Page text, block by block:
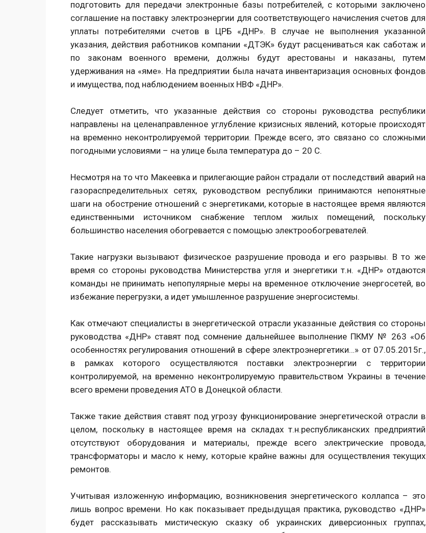
подготовить для передачи электронные базы потребителей, с которыми заключено
соглашение на поставку электроэнергии для соответствующего начисления счетов для
уплаты потребителями счетов в ЦРБ «ДНР». В случае не выполнения указанной
указания, действия работников компании «ДТЭК» будут расцениваться как саботаж и
по законам военного времени, должны будут арестованы и наказаны, путем
удерживания на «яме». На предприятии была начата инвентаризация основных фондов
и имущества, под наблюдением военных НВФ «ДНР».
Следует отметить, что указанные действия со стороны руководства республики
направлены на целенаправленное углубление кризисных явлений, которые происходят
на временно неконтролируемой территории. Прежде всего, это связано со сложными
погодными условиями – на улице была температура до – 20 С.
Несмотря на то что Макеевка и прилегающие район страдали от последствий аварий на
газораспределительных сетях, руководством республики принимаются непонятные
шаги на обострение отношений с энергетиками, которые в настоящее время являются
единственными источником снабжение теплом жилых помещений, поскольку
большинство населения обогревается с помощью электрообогревателей.
Такие нагрузки вызывают физическое разрушение провода и его разрывы. В то же
время со стороны руководства Министерства угля и энергетики т.н. «ДНР» отдаются
команды не принимать непопулярные меры на временное отключение энергосетей, во
избежание перегрузки, а идет умышленное разрушение энергосистемы.
Как отмечают специалисты в энергетической отрасли указанные действия со стороны
руководства «ДНР» ставят под сомнение дальнейшее выполнение ПКМУ № 263 «Об
особенностях регулирования отношений в сфере электроэнергетики…» от 07.05.2015г.,
в рамках которого осуществляются поставки электроэнергии с территории
контролируемой, на временно неконтролируемую правительством Украины в течение
всего времени проведения АТО в Донецкой области.
Также такие действия ставят под угрозу функционирование энергетической отрасли в
целом, поскольку в настоящее время на складах т.н.республиканских предприятий
отсутствуют оборудования и материалы, прежде всего электрические провода,
трансформаторы и масло к нему, которые крайне важны для осуществления текущих
ремонтов.
Учитывая изложенную информацию, возникновения энергетического коллапса – это
лишь вопрос времени. Но как показывает предыдущая практика, руководство «ДНР»
будет рассказывать мистическую сказку об украинских диверсионных группах,